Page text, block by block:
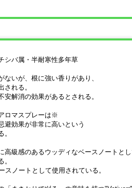
シバ属・半耐寒性多年草
ないが、根に強い香りがあり、
される。
安解消の効果があるとされる。
ロマスプレーは※
避効果が非常に高いという
高級感のあるウッディなベースノートと
。
スノートとして使用されている。